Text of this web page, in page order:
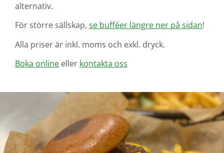
alternativ.
För större sällskap, se bufféer längre ner på sidan!
Alla priser är inkl. moms och exkl. dryck.
Boka online eller kontakta oss